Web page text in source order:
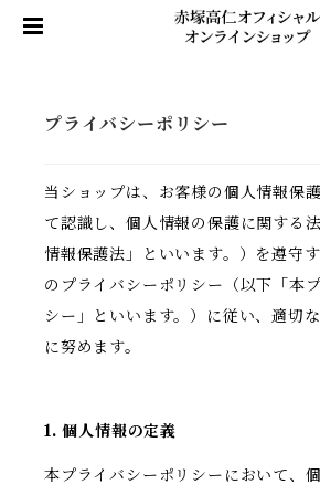
プライバシーポリシー
当ショップは、お客様の個人情報保
て認識し、個人情報の保護に関する
情報保護法」といいます。）を遵守
のプライバシーポリシー（以下「本
シー」といいます。）に従い、適切
に努めます。
1. 個人情報の定義
本プライバシーポリシーにおいて、